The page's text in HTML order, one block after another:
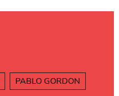
Vés al contingut
PABLO GORDON